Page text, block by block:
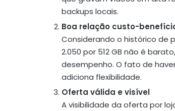
backups locais.
Boa relação custo-
Considerando o histórico de
2.050 por 512 GB não é
desempenho. O fato de
adiciona flexibilidade.
Oferta válida e visível
A visibilidade da oferta por